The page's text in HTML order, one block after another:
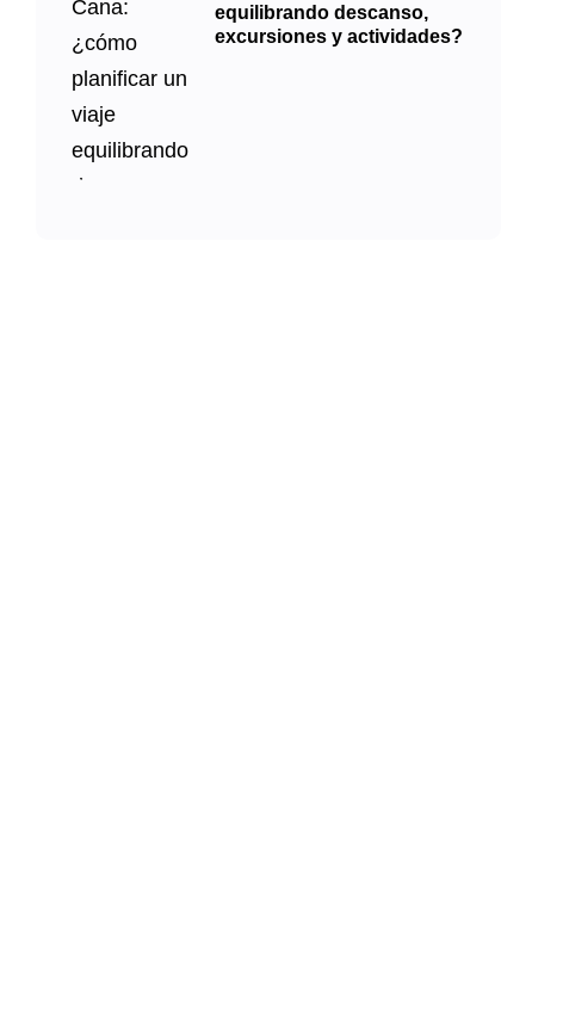
equilibrando descanso,
excursiones y actividades?